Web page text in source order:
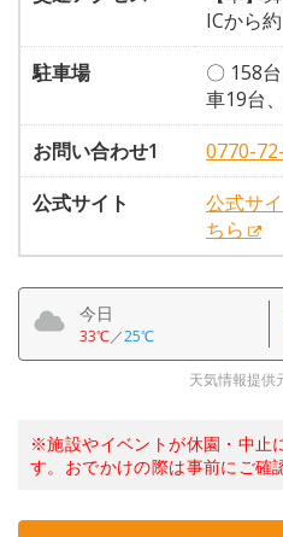
ICから
駐車場
〇 158
車19台
お問い合わせ1
0770-
公式サイト
公式サ
ちら
今日
33℃／25℃
天気情報提供
※施設やイベントが休園・中止
す。おでかけの際は事前にご確